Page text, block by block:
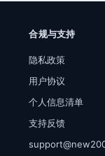
合规与支持
隐私政策
用户协议
个人信息清单
支持反馈